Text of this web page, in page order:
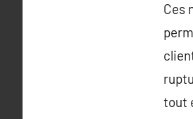
Ces
tout